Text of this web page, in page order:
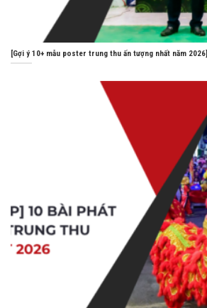
[Gợi ý 10+ mẫu poster trung thu ấn tượng nhất năm 2026]